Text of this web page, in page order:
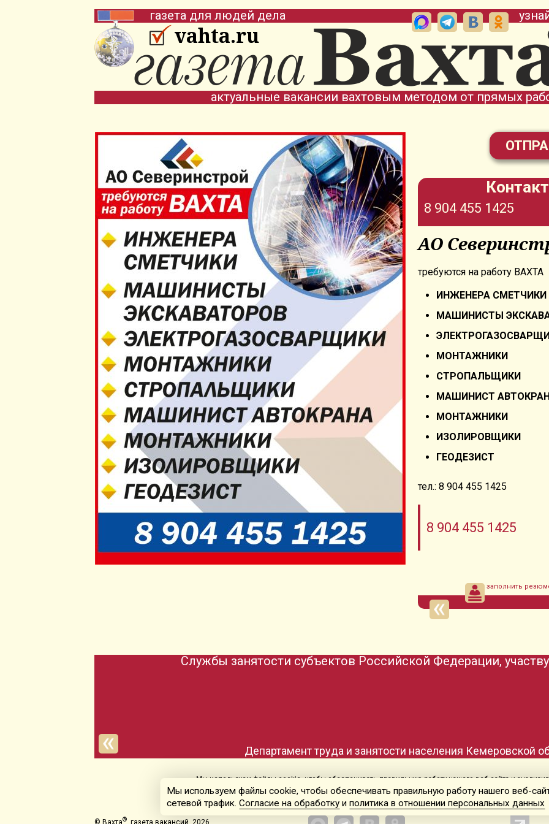
vahta.ru
газета для людей дела
актуальные вакансии вахтовым методом от прямых
8 904 455 1425
АО
требуются на работу ВАХТА
ИНЖЕНЕРА СМЕТЧИКИ
МАШИНИСТЫ
МОНТАЖНИКИ
СТРОПАЛЬЩИКИ
МАШИНИСТ
МОНТАЖНИКИ
ИЗОЛИРОВЩИКИ
ГЕОДЕЗИСТ
тел.: 8 904 455 1425
8 904 455 1425
заполнить
Службы занятости субъектов Российской Федерации,
Мы используем файлы cookie, чтобы обеспечивать правильную работу нашего веб-сайта и
Согласие на обработку
политика в отношении персональных данных
© Вахта® , газета вакансий, 2026
Мы используем файлы cookie, чтобы обеспечивать правильную работу нашего веб-
сетевой трафик. Согласие на обработку и политика в отношении персональных данных